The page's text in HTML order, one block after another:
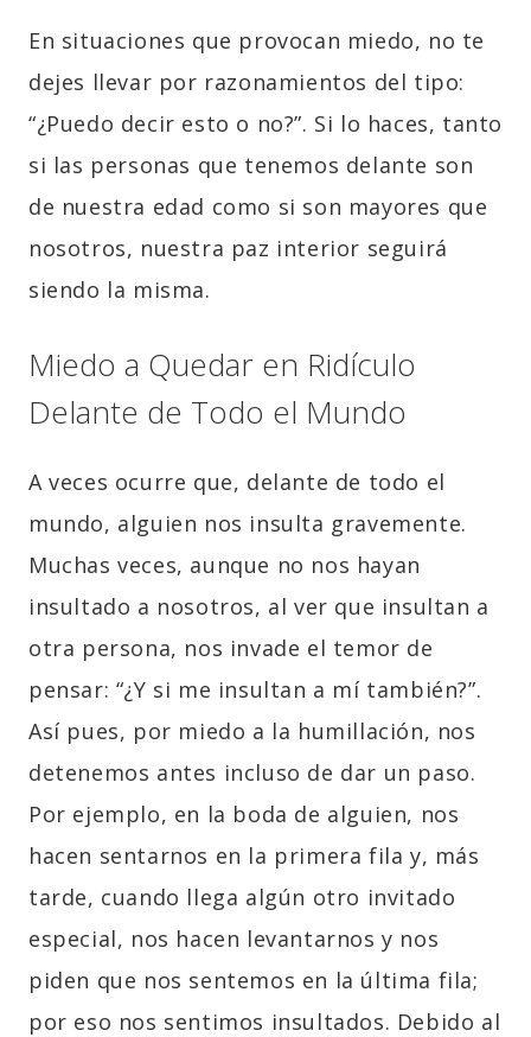
En situaciones que provocan miedo, no te
dejes llevar por razonamientos del tipo:
“¿Puedo decir esto o no?”. Si lo haces, tanto
si las personas que tenemos delante son
de nuestra edad como si son mayores que
nosotros, nuestra paz interior seguirá
siendo la misma.
Miedo a Quedar en Ridículo
Delante de Todo el Mundo
A veces ocurre que, delante de todo el
mundo, alguien nos insulta gravemente.
Muchas veces, aunque no nos hayan
insultado a nosotros, al ver que insultan a
otra persona, nos invade el temor de
pensar: “¿Y si me insultan a mí también?”.
Así pues, por miedo a la humillación, nos
detenemos antes incluso de dar un paso.
Por ejemplo, en la boda de alguien, nos
hacen sentarnos en la primera fila y, más
tarde, cuando llega algún otro invitado
especial, nos hacen levantarnos y nos
piden que nos sentemos en la última fila;
por eso nos sentimos insultados. Debido al